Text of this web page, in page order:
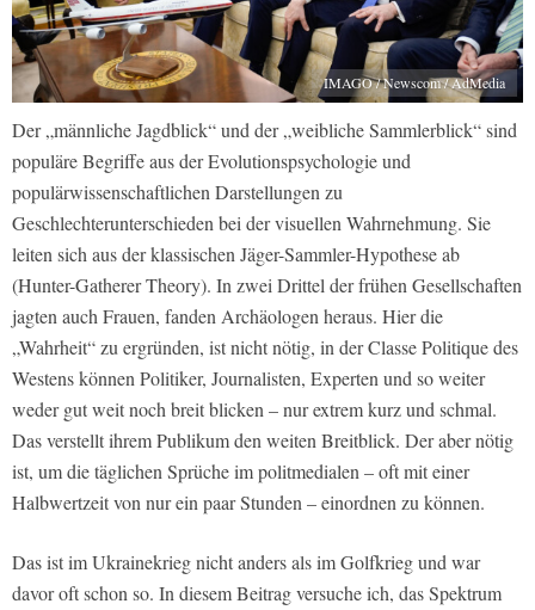
IMAGO / Newscom / AdMedia
Der „männliche Jagdblick“ und der „weibliche Sammlerblick“ sind
populäre Begriffe aus der Evolutionspsychologie und
populärwissenschaftlichen Darstellungen zu
Geschlechterunterschieden bei der visuellen Wahrnehmung. Sie
leiten sich aus der klassischen Jäger-Sammler-Hypothese ab
(Hunter-Gatherer Theory). In zwei Drittel der frühen Gesellschaften
jagten auch Frauen, fanden Archäologen heraus. Hier die
„Wahrheit“ zu ergründen, ist nicht nötig, in der Classe Politique des
Westens können Politiker, Journalisten, Experten und so weiter
weder gut weit noch breit blicken – nur extrem kurz und schmal.
Das verstellt ihrem Publikum den weiten Breitblick. Der aber nötig
ist, um die täglichen Sprüche im politmedialen – oft mit einer
Halbwertzeit von nur ein paar Stunden – einordnen zu können.
Das ist im Ukrainekrieg nicht anders als im Golfkrieg und war
davor oft schon so. In diesem Beitrag versuche ich, das Spektrum